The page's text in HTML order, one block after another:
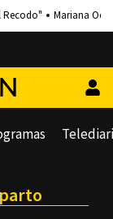
Recodo" Mariana